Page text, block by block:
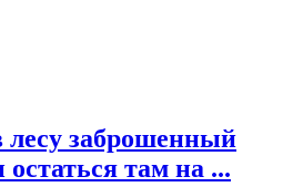
заброшенный
там на ...